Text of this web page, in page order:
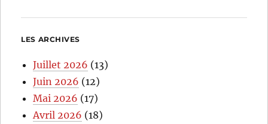
LES ARCHIVES
Juillet 2026 (13)
Juin 2026 (12)
Mai 2026 (17)
Avril 2026 (18)